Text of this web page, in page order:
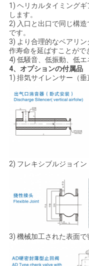
さ
い
COMPANY
NEWS
PRIVACY
POLICY
1) ヘリカルタイミング
します。
2) 入口と出口で同じ構
です。
3) より合理的なベアリ
作寿命を延ばすことがで
4) 低騒音、低振動、低エ
4、オプションの付属品
1) 排気サイレンサー（垂
2) フレキシブルジョイン
3) 機械加工された表面